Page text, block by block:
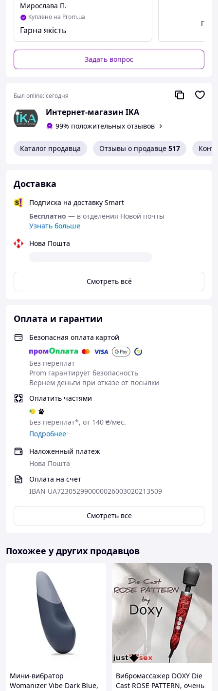
инновационным вибратором IKA, который
фрикционные движения, вибрацию
Это не просто игрушка — это полноценная
имитация живого движения и глубокой
стимуляции.
💎 Описание
Благодаря продуманной анатомической форме и
стимуляцию точки G и клитора
ощущения и помогая быстрее достичь яркого
Функция фрикций (движения вперед-назад)
сочетании с вибрацией создает эффект
максимально приближенный к реальному
⚡ Основные преимущества:
Фрикционные движения 🔥
Имитация реальных движений — более глубокие
и естественные ощущения
9 режимов вибрации + 3 режима фрикций
Комбинируй режимы и находи идеальный
✔Двойная стимуляция 💋
Одновременно воздействует на точку G и клитор
✔Функция подогрева 🌡️
Нагрев до ~39°C — ощущение максимально
приближено к телу
Реалистичная форма
✔Мягкий приятный материал
Комфортный для тела, не вызывает раздражения
Водонепроницаемый 💧
Подходит для использования в душе или ванной
Беспроводной и перезаряжаемый 🔌
Зарядка от USB (ПК, power bank, авто)
Мирослава П.
Куплено на Prom.ua
Гарна якість
Задать вопрос
Был online:сегодня
Интернет-магазин IKA
99% положительных отзывов
Каталог продавца Отзывы о продавце 517
Доставка
Подписка на доставку Smart
Бесплатно — в отделения Новой почты
Узнать больше
Нова Пошта
Смотреть всё
Оплата и гарантии
Безопасная оплата картой
Без переплат
Prom гарантирует безопасность
Вернем деньги при отказе от посылки
Оплатить частями
Без переплат*, от 140 ₴/мес.
Подробнее
Наложенный платеж
Нова Пошта
Оплата на счет
IBAN UA723052990000026003020213509
Смотреть всё
Похожее у других продавцов
Мини-вибратор
Womanizer Vibe Dark Blue,
Вибромассажер DOXY Die
Cast ROSE PATTERN, очень